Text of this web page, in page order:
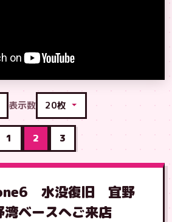
表示数
1 2 3
水没復旧 宜野
ベースへご来店